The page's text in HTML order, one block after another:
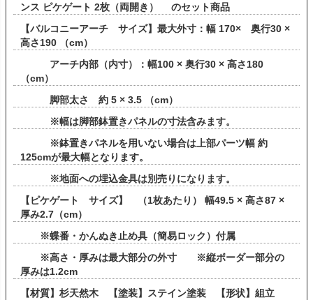
ンス ピケゲート 2枚（両開き） のセット商品
【バルコニーアーチ サイズ】最大外寸：幅 170× 奥行30 ×
高さ190 （cm）
アーチ内部（内寸）：幅100 × 奥行30 × 高さ180
（cm）
脚部太さ 約 5 × 3.5 （cm）
※幅は脚部鉢置きパネルの寸法含みます。
※鉢置きパネルを用いない場合は上部パーツ幅 約
125cmが最大幅となります。
※地面への埋込金具は別売りになります。
【ピケゲート サイズ】 （1枚あたり） 幅49.5 × 高さ87 ×
厚み2.7（cm）
※蝶番・かんぬき止め具（簡易ロック）付属
※高さ・厚みは最大部分の外寸 ※縦ボーダー部分の
厚みは1.2cm
【材質】杉天然木 【塗装】ステイン塗装 【形状】組立